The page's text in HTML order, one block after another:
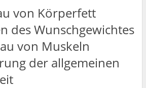
von Körperfett
des Wunschgewichtes
von Muskeln
der allgemeinen